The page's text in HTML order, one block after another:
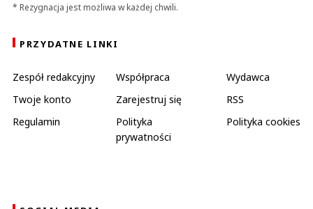
* Rezygnacja jest możliwa w każdej chwili.
PRZYDATNE LINKI
Zespół redakcyjny Współpraca
Wydawca
Twoje konto
Zarejestruj się
RSS
Regulamin
Polityka
prywatności
Polityka cookies